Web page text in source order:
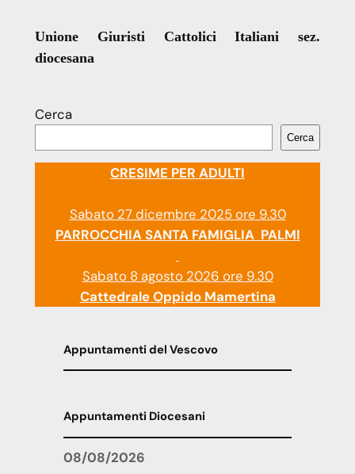
Unione Giuristi Cattolici Italiani sez.
diocesana
Cerca
Cerca
CRESIME PER ADULTI
Sabato 27 dicembre 2025 ore 9.30
PARROCCHIA SANTA FAMIGLIA PALMI
Sabato 8 agosto 2026 ore 9.30
Cattedrale Oppido Mamertina
Appuntamenti del Vescovo
Appuntamenti Diocesani
08/08/2026